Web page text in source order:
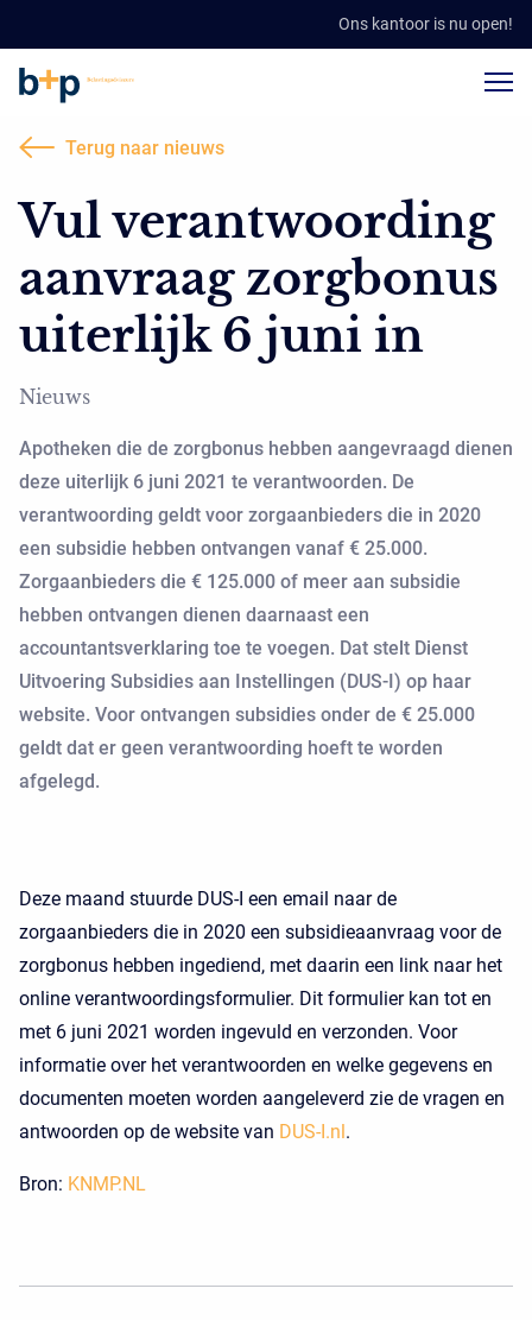
Ons kantoor is nu open!
Terug naar nieuws
Vul verantwoording
aanvraag zorgbonus
uiterlijk 6 juni in
Nieuws
Apotheken die de zorgbonus hebben aangevraagd dienen
deze uiterlijk 6 juni 2021 te verantwoorden. De
verantwoording geldt voor zorgaanbieders die in 2020
een subsidie hebben ontvangen vanaf € 25.000.
Zorgaanbieders die € 125.000 of meer aan subsidie
hebben ontvangen dienen daarnaast een
accountantsverklaring toe te voegen. Dat stelt Dienst
Uitvoering Subsidies aan Instellingen (DUS-I) op haar
website. Voor ontvangen subsidies onder de € 25.000
geldt dat er geen verantwoording hoeft te worden
afgelegd.
Deze maand stuurde DUS-I een email naar de
zorgaanbieders die in 2020 een subsidieaanvraag voor de
zorgbonus hebben ingediend, met daarin een link naar het
online verantwoordingsformulier. Dit formulier kan tot en
met 6 juni 2021 worden ingevuld en verzonden. Voor
informatie over het verantwoorden en welke gegevens en
documenten moeten worden aangeleverd zie de vragen en
antwoorden op de website van DUS-I.nl.
Bron: KNMP.NL